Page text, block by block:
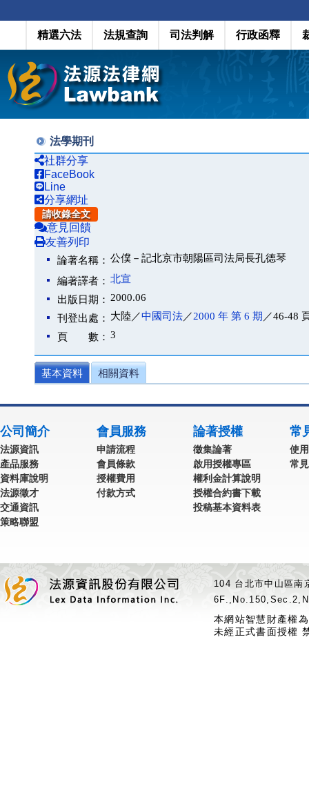
精選六法 法規查詢 司法判解 行政函釋
法學期刊
社群分享
FaceBook
Line
分享網址
請收錄全文
意見回饋
友善列印
論著名稱： 公僕－記北京市朝陽區司法局長孔德琴
編著譯者： 北宣
出版日期： 2000.06
刊登出處： 大陸／中國司法／2000 年 第 6 期 ／46-48
頁 數： 3
基本資料 相關資料
公司簡介
法源資訊
產品服務
資料庫說明
法源徵才
交通資訊
策略聯盟
會員服務
申請流程
會員條款
授權費用
付款方式
論著授權
徵集論著
啟用授權專區
權利金計算說明
授權合約書下載
投稿基本資料表
常
使
常
104 台北市中山區
本網站智慧財產權
未經正式書面授權